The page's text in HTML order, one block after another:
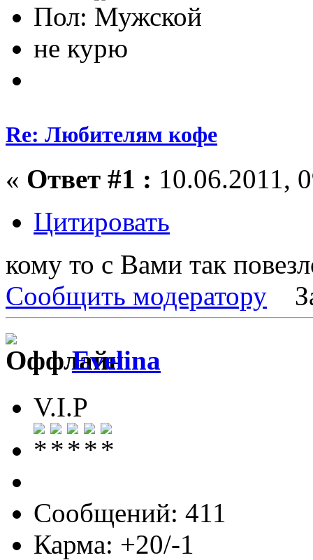
Пол:
не курю
Re: Любителям кофе
« Ответ #1 : 10.06.2011,
Цитировать
кому то с Вами так
Сообщить модератору
Evelina
V.I.P
Сообщений: 411
Карма: +20/-1